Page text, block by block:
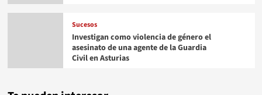
Sucesos
Investigan como violencia de género el
asesinato de una agente de la Guardia
Civil en Asturias